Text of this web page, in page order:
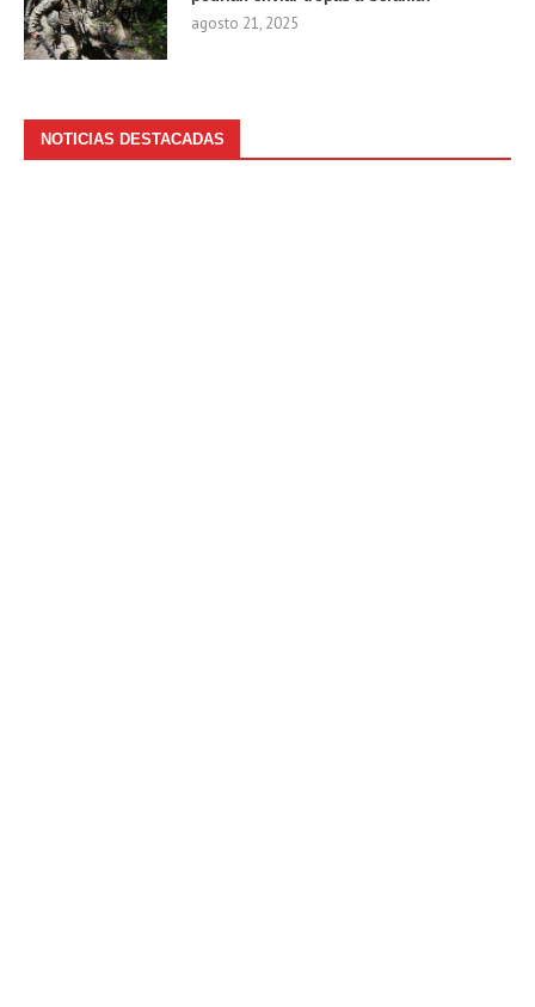
agosto 21, 2025
NOTICIAS DESTACADAS